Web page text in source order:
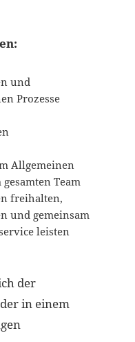
und
Prozesse
Allgemeinen
Team
freihalten,
und gemeinsam
leisten
der
in einem